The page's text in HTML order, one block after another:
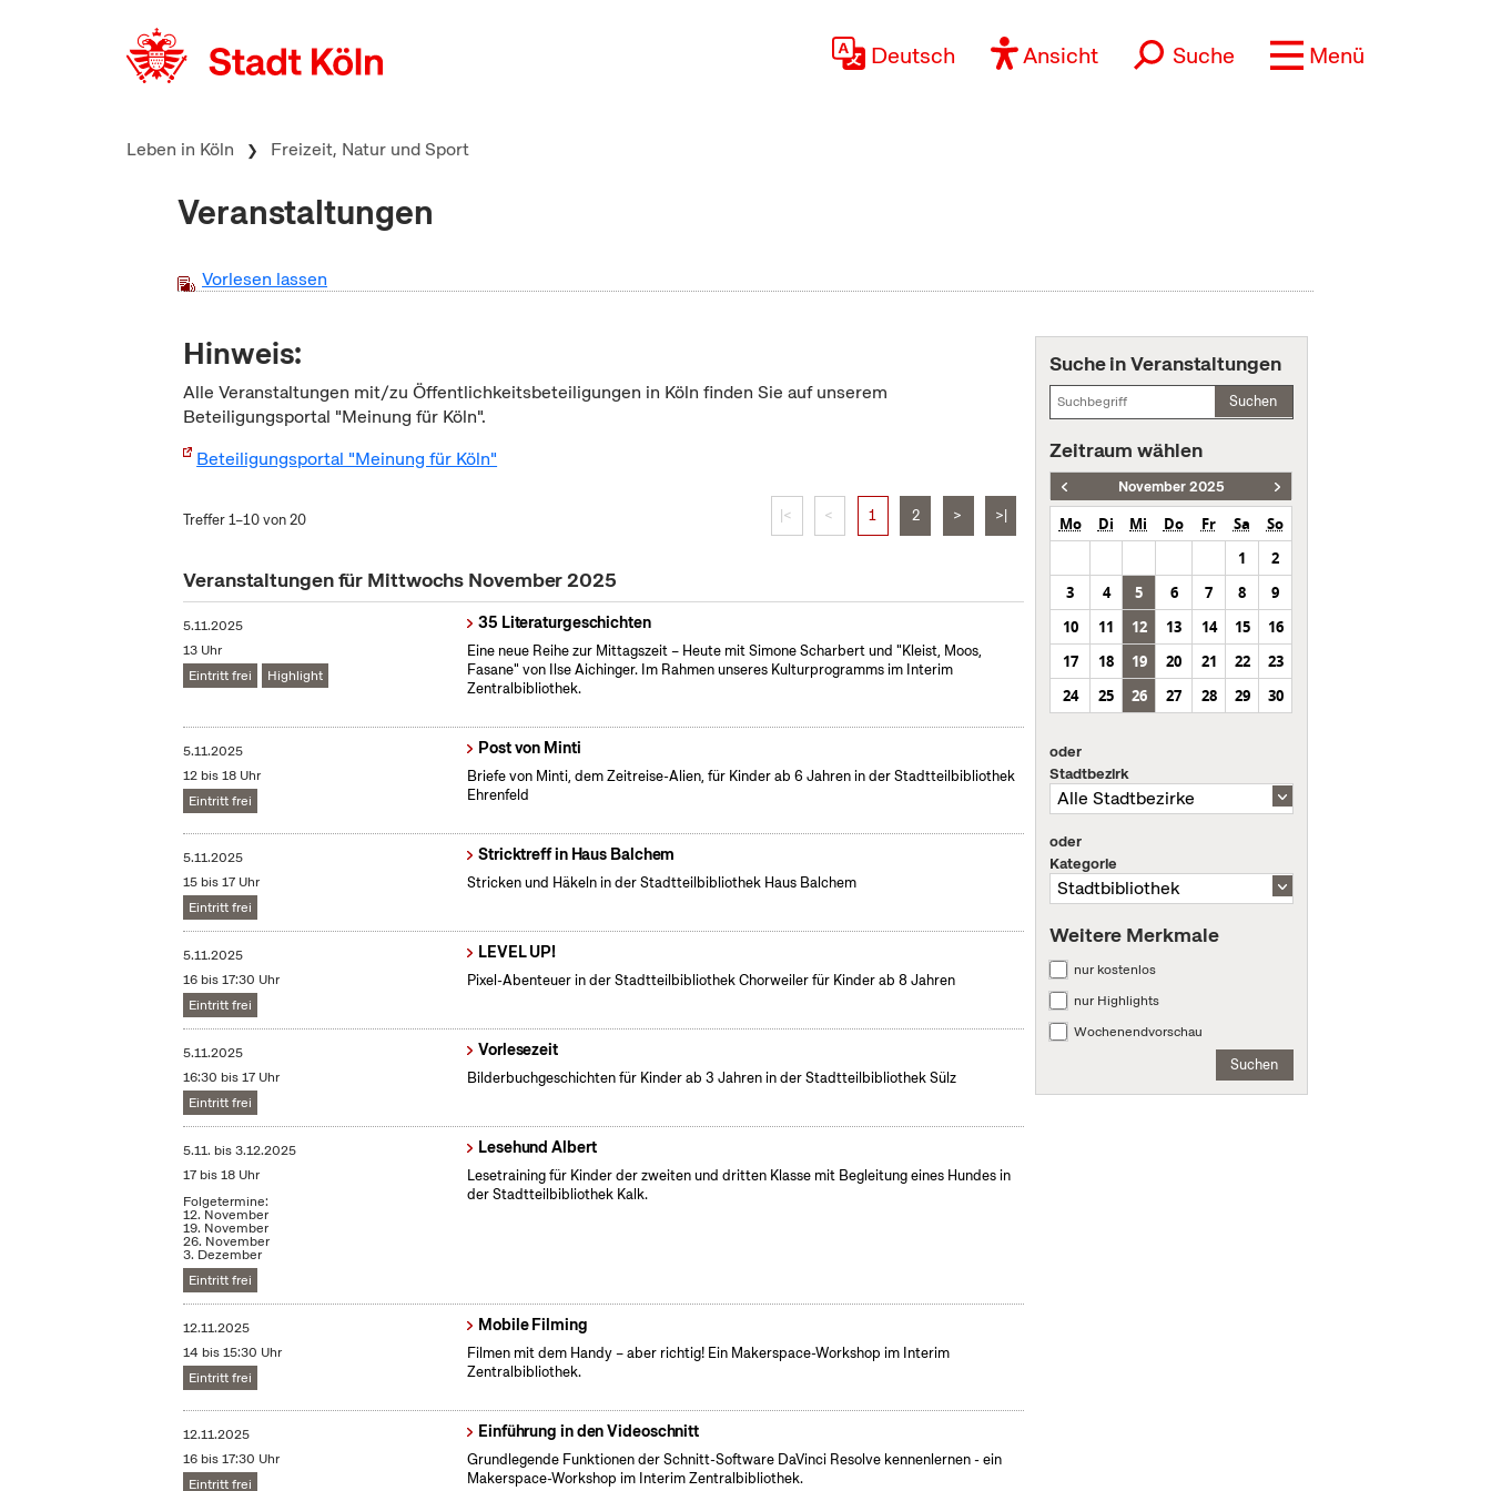
Deutsch Ansicht Suche Menü
Leben in Köln Freizeit, Natur und Sport
Veranstaltungen
Vorlesen lassen
Hinweis:
Alle Veranstaltungen mit/zu Öffentlichkeitsbeteiligungen in Köln finden Sie auf unserem
Beteiligungsportal "Meinung für Köln".
Beteiligungsportal "Meinung für Köln"
Treffer 1–10 von 20 |< < 1 2 > >|
Veranstaltungen für Mittwochs November 2025
5.11.2025
13 Uhr
Eintritt frei
Highlight
35 Literaturgeschichten
Eine neue Reihe zur Mittagszeit – Heute mit Simone Scharbert und "Kleist, Moos,
Fasane" von Ilse Aichinger. Im Rahmen unseres Kulturprogramms im Interim
Zentralbibliothek.
5.11.2025
12 bis 18 Uhr
Eintritt frei
Post von Minti
Briefe von Minti, dem Zeitreise-Alien, für Kinder ab 6 Jahren in der Stadtteilbibliothek
Ehrenfeld
5.11.2025
15 bis 17 Uhr
Eintritt frei
Stricktreff in Haus Balchem
Stricken und Häkeln in der Stadtteilbibliothek Haus Balchem
5.11.2025
16 bis 17:30 Uhr
Eintritt frei
LEVEL UP!
Pixel-Abenteuer in der Stadtteilbibliothek Chorweiler für Kinder ab 8 Jahren
5.11.2025
16:30 bis 17 Uhr
Eintritt frei
Vorlesezeit
Bilderbuchgeschichten für Kinder ab 3 Jahren in der Stadtteilbibliothek Sülz
5.11. bis3.12.2025
17 bis 18 Uhr
Folgetermine:
12. November
19. November
26. November
3. Dezember
Eintritt frei
Lesehund Albert
Lesetraining für Kinder der zweiten und dritten Klasse mit Begleitung eines Hundes in
der Stadtteilbibliothek Kalk.
12.11.2025
14 bis 15:30 Uhr
Eintritt frei
Mobile Filming
Filmen mit dem Handy – aber richtig! Ein Makerspace-Workshop im Interim
Zentralbibliothek.
12.11.2025
16 bis 17:30 Uhr
Eintritt frei
Einführung in den Videoschnitt
Grundlegende Funktionen der Schnitt-Software DaVinci Resolve kennenlernen - ein
Makerspace-Workshop im Interim Zentralbibliothek.
Suche in Veranstaltungen
Suchen
Zeitraum wählen
November 2025
Mo Di Mi Do Fr Sa
So
1
2
3
4 5 6 7 8
9
10
11 12 13 14 15
16
17
18 19 20 21 22
23
24
25 26 27 28 29 30
oder
Stadtbezirk
oder
Kategorie
Weitere Merkmale
nur kostenlos
nur Highlights
Wochenendvorschau
Suchen